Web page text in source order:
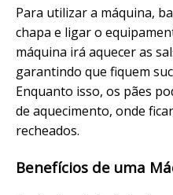
Para utilizar a máquina,
chapa e ligar o
máquina irá aquecer as
garantindo que fiquem
Enquanto isso, os pães
de aquecimento, onde
recheados.
Benefícios de uma